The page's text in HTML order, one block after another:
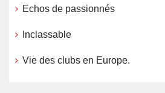
Echos de passionnés
Inclassable
Vie des clubs en Europe.